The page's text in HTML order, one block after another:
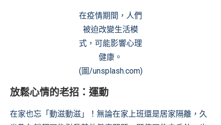
在疫情期間，人們
被迫改變生活模
式，可能影響心理
健康。
(圖/unsplash.com)
放鬆心情的老招：運動
在家也忘「動滋動滋」！無論在家上班還是居家隔離，久